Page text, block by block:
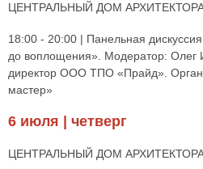
ЦЕНТРАЛЬНЫЙ ДОМ АРХИТЕКТОРА
18:00 - 20:00 | Панельная
до воплощения». Модератор: Олег
директор ООО ТПО «Прайд».
мастер»
6 июля | четверг
ЦЕНТРАЛЬНЫЙ ДОМ АРХИТЕКТОРА